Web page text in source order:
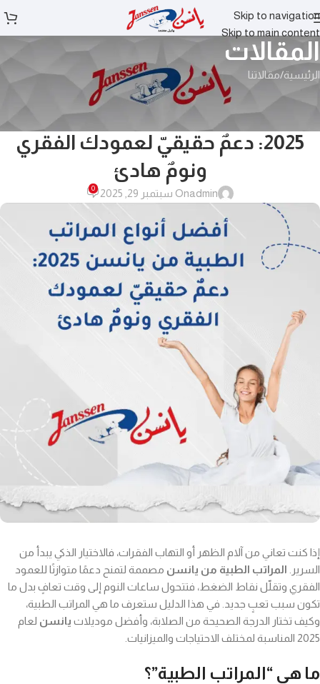
Skip to navigation
Skip to main content
المقالات
الرئيسية مقالاتنا
مقالاتنا
أفضل أنواع المراتب الطبية من يانسن
2025: دعمٌ حقيقيّ لعمودك الفقري
ونومٌ هادئ
adminOn سبتمبر 29, 2025 0
إذا كنت تعاني من آلام الظهر أو التهاب الفقرات، فالاختيار الذكي يبدأ من
السرير. المراتب الطبية من يانسن مصممة لتمنح دعمًا متوازنًا للعمود
الفقري وتقلّل نقاط الضغط، فتتحول ساعات النوم إلى وقت تعافٍ بدل ما
تكون سبب تعبٍ جديد. في هذا الدليل ستعرف ما هي المراتب الطبية،
وكيف تختار الدرجة الصحيحة من الصلابة، وأفضل موديلات يانسن لعام
2025 المناسبة لمختلف الاحتياجات والميزانيات.
ما هي “المراتب الطبية”؟